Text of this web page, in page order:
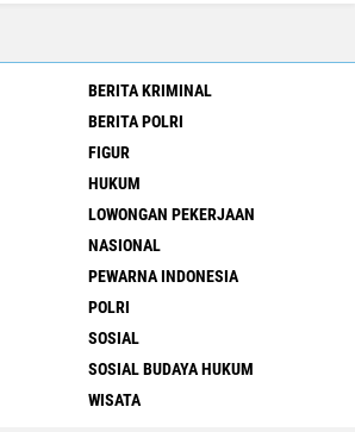
BERITA KRIMINAL
BERITA POLRI
FIGUR
HUKUM
LOWONGAN PEKERJAAN
NASIONAL
PEWARNA INDONESIA
POLRI
SOSIAL
SOSIAL BUDAYA HUKUM
WISATA